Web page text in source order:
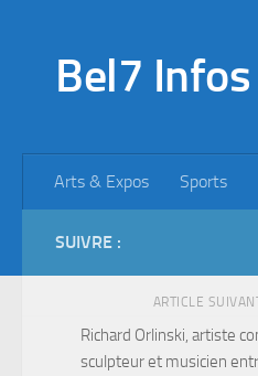
Bel7 Infos
Arts & Expos Sports
SUIVRE :
ARTICLE
Richard Orlinski, artiste
sculpteur et musicien